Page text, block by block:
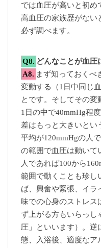
では血圧が高いと初め
高血圧の家族歴がない
必ず調べます。
Q8. どんなことが血圧
A8. まず知っておくべ
変動する（1日中同じ
とです。そしてその変
1日の中で40mmHg程
差はもっと大きいとい
平均が120mmHgの人
の範囲で血圧は動いて
人であれば100から
範囲で動くことも珍し
ば、興奮や緊張、イラ
味での心身のストレス
ず上がる方もいらっし
圧」といいます）。逆
態、入浴後、適度なア